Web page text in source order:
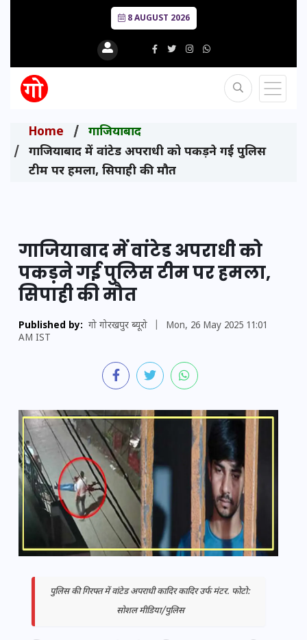
8 AUGUST 2026
Home
गाजियाबाद
गाजियाबाद में वांटेड अपराधी को पकड़ने गई पुलिस
टीम पर हमला, सिपाही की मौत
गाजियाबाद में वांटेड अपराधी को
पकड़ने गई पुलिस टीम पर हमला,
सिपाही की मौत
Published by: गो गोरखपुर ब्यूरो
Mon, 26 May 2025 11:01
AM IST
पुलिस की गिरफ्त में वांटेड अपराधी कादिर कादिर उर्फ मंटर. फोटो:
सोशल मीडिया/पुलिस